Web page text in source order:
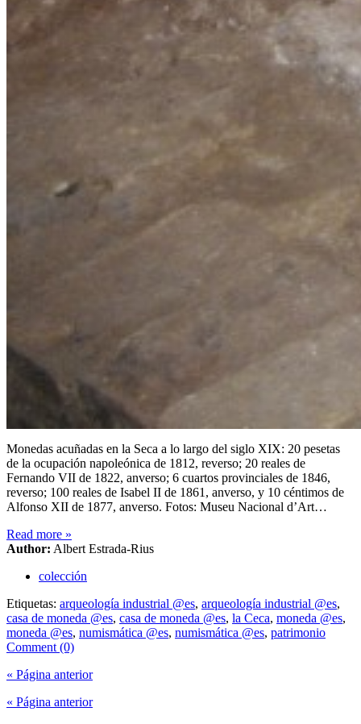
Monedas acuñadas en la Seca a lo largo del siglo XIX: 20 pesetas
de la ocupación napoleónica de 1812, reverso; 20 reales de
Fernando VII de 1822, anverso; 6 cuartos provinciales de 1846,
reverso; 100 reales de Isabel II de 1861, anverso, y 10 céntimos de
Alfonso XII de 1877, anverso. Fotos: Museu Nacional d’Art…
Read more »
Author: Albert Estrada-Rius
colección
Etiquetas: arqueología industrial @es, arqueología industrial @es,
casa de moneda @es, casa de moneda @es, la Ceca, moneda @es,
moneda @es, numismática @es, numismática @es, patrimonio
Comment (0)
« Página anterior
« Página anterior